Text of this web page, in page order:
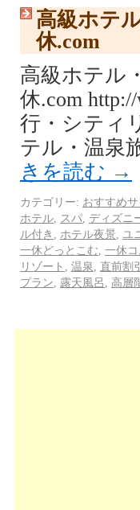
高級ホテ
休.com
高級ホテル
休.com
行・シティ
テル・温泉
きを読む →
カテゴリー: おすすめサ
ホテル
スパ ディズニ
ル付き
ホテル夜景 ユ
一休どっとこむ 一休コ
リゾート
温泉 直前割引
プラン
露天風呂 高層